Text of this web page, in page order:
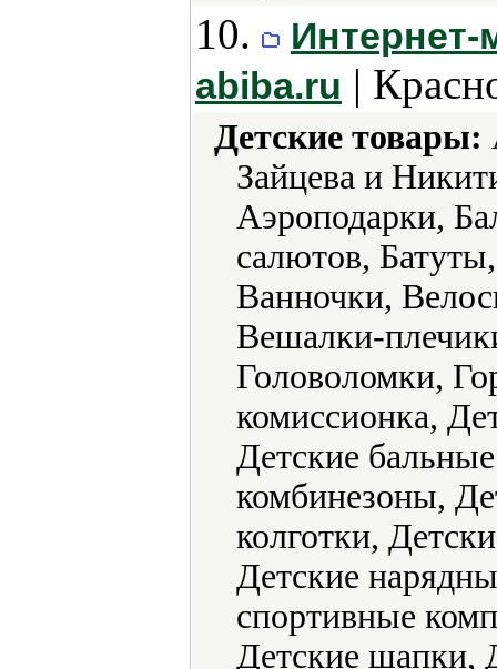
10.
Интернет-
abiba.ru |
Детские товары:
Зайцева и
Аэроподарки,
салютов,
Ванночки,
Вешалки-
Головоломки,
комиссионка,
Детские
комбинезоны,
колготки,
Детские
спортивные
Детские шапки,